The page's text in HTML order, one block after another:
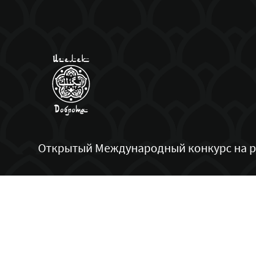
Открытый Международный конкурс на